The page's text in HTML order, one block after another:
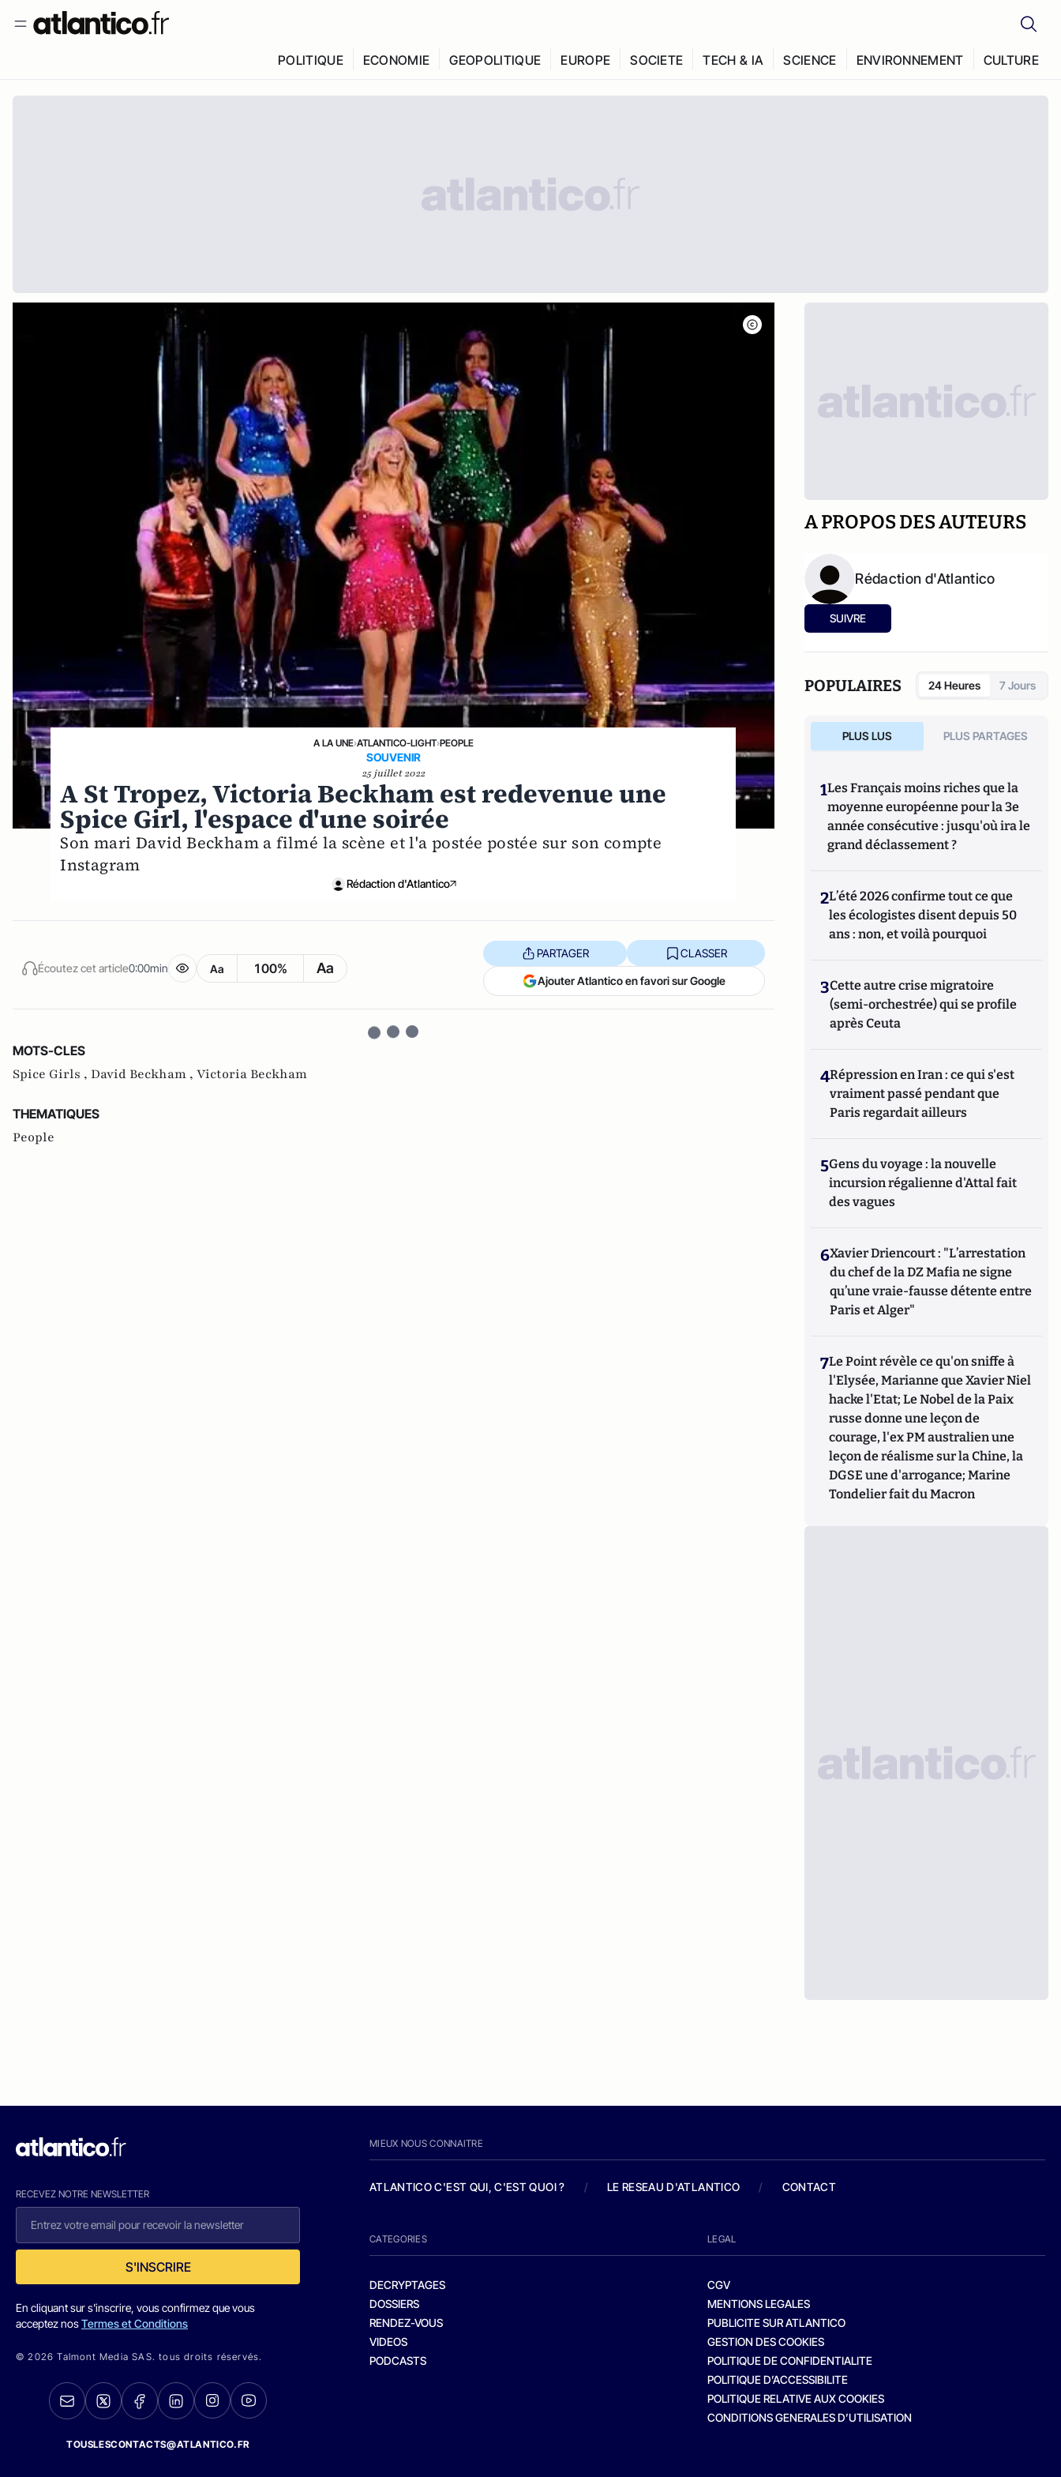
POLITIQUE ECONOMIE GEOPOLITIQUE EUROPE SOCIETE TECH & IA SCIENCE ENVIRONNEMENT CULTURE
A LA UNE›ATLANTICO-LIGHT›PEOPLE
SOUVENIR
25 juillet 2022
A St Tropez, Victoria Beckham est redevenue une
Spice Girl, l'espace d'une soirée
Son mari David Beckham a filmé la scène et l'a postée postée sur son compte
Instagram
Rédaction d'Atlantico
Écoutez cet article0:00min Aa 100% Aa
PARTAGER CLASSER
Ajouter Atlantico en favori sur Google
MOTS-CLES
Spice Girls , David Beckham , Victoria Beckham
THEMATIQUES
People
A PROPOS DES AUTEURS
Rédaction d'Atlantico
SUIVRE
POPULAIRES 24 Heures 7 Jours
PLUS LUS PLUS PARTAGES
1Les Français moins riches que la
moyenne européenne pour la 3e
année consécutive : jusqu'où ira le
grand déclassement ?
2L’été 2026 confirme tout ce que
les écologistes disent depuis 50
ans : non, et voilà pourquoi
3Cette autre crise migratoire
(semi-orchestrée) qui se profile
après Ceuta
4Répression en Iran : ce qui s'est
vraiment passé pendant que
Paris regardait ailleurs
5Gens du voyage : la nouvelle
incursion régalienne d'Attal fait
des vagues
6Xavier Driencourt : "L’arrestation
du chef de la DZ Mafia ne signe
qu’une vraie-fausse détente entre
Paris et Alger"
7Le Point révèle ce qu'on sniffe à
l'Elysée, Marianne que Xavier Niel
hacke l'Etat; Le Nobel de la Paix
russe donne une leçon de
courage, l'ex PM australien une
leçon de réalisme sur la Chine, la
DGSE une d'arrogance; Marine
Tondelier fait du Macron
RECEVEZ NOTRE NEWSLETTER
S'INSCRIRE
En cliquant sur s'inscrire, vous confirmez que vous
acceptez nosTermes et Conditions
© 2026 Talmont Media SAS. tous droits réservés.
TOUSLESCONTACTS@ATLANTICO.FR
MIEUX NOUS CONNAITRE
ATLANTICO C'EST QUI, C'EST QUOI ? / LE RESEAU D'ATLANTICO / CONTACT
CATEGORIES
DECRYPTAGES
DOSSIERS
RENDEZ-VOUS
VIDEOS
PODCASTS
LEGAL
CGV
MENTIONS LEGALES
PUBLICITE SUR ATLANTICO
GESTION DES COOKIES
POLITIQUE DE CONFIDENTIALITE
POLITIQUE D’ACCESSIBILITE
POLITIQUE RELATIVE AUX COOKIES
CONDITIONS GENERALES D’UTILISATION